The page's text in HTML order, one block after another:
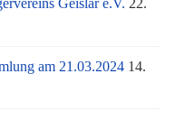
Geislar e.V. 22.
am 21.03.2024 14.